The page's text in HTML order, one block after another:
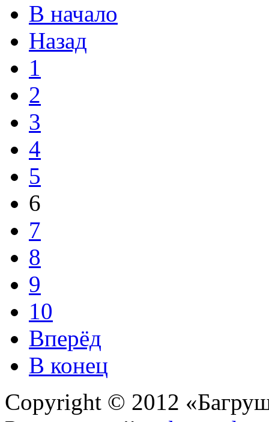
В начало
Назад
1
2
3
4
5
6
7
8
9
10
Вперёд
В конец
Copyright © 2012